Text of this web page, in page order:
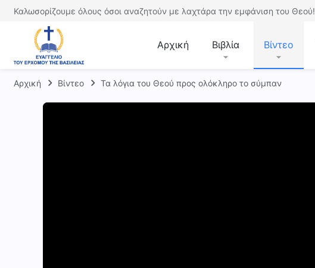
Καλωσορίζουμε όλους όσοι αναζητούν με λαχτάρα την εμφάνιση του Θεού!
Αρχική Βιβλία Βίντεο
Αρχική Βίντεο Τα λόγια του Θεού προς ολόκληρο το σύμπαν